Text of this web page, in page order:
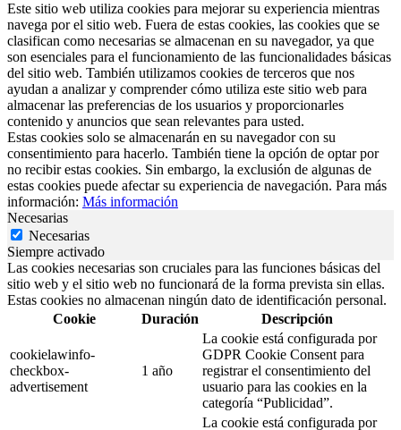
Este sitio web utiliza cookies para mejorar su experiencia mientras
navega por el sitio web. Fuera de estas cookies, las cookies que se
clasifican como necesarias se almacenan en su navegador, ya que
son esenciales para el funcionamiento de las funcionalidades básicas
del sitio web. También utilizamos cookies de terceros que nos
ayudan a analizar y comprender cómo utiliza este sitio web para
almacenar las preferencias de los usuarios y proporcionarles
contenido y anuncios que sean relevantes para usted.
Estas cookies solo se almacenarán en su navegador con su
consentimiento para hacerlo. También tiene la opción de optar por
no recibir estas cookies. Sin embargo, la exclusión de algunas de
estas cookies puede afectar su experiencia de navegación. Para más
información: Más información
Necesarias
Necesarias
Siempre activado
Las cookies necesarias son cruciales para las funciones básicas del
sitio web y el sitio web no funcionará de la forma prevista sin ellas.
Estas cookies no almacenan ningún dato de identificación personal.
Cookie
Duración Descripción
cookielawinfo-
checkbox-
advertisement
1 año
La cookie está configurada por
GDPR Cookie Consent para
registrar el consentimiento del
usuario para las cookies en la
categoría “Publicidad”.
La cookie está configurada por